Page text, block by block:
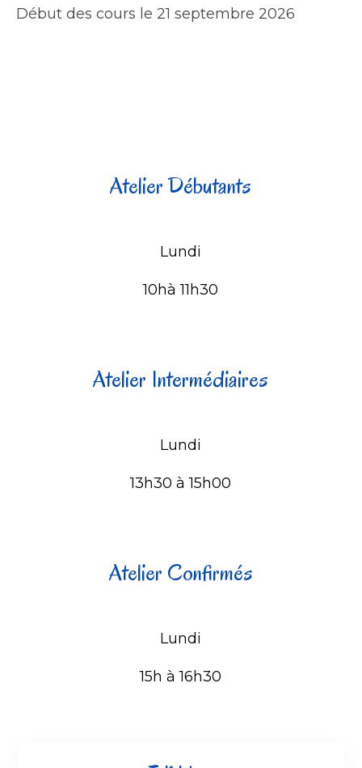
Début des cours le 21 septembre 2026
Atelier Débutants
Lundi
10hà 11h30
Atelier Intermédiaires
Lundi
13h30 à 15h00
Atelier Confirmés
Lundi
15h à 16h30